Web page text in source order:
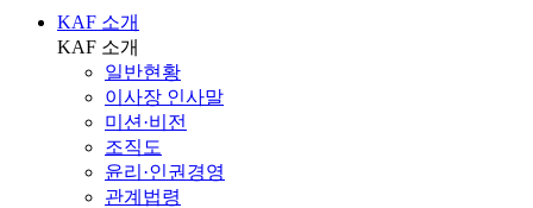
KAF 소개
KAF 소개
일반현황
이사장 인사말
미션·비전
조직도
윤리·인권경영
관계법령